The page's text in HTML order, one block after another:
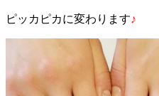
ピッカピカに変わります♪